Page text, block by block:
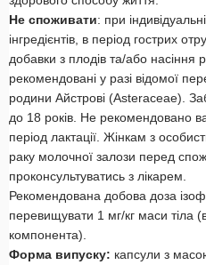
Не споживати: при
інгредієнтів , в період гострих
добавки з плодів та/або насіння
рекомендовані у разі відомої
родини Айстрові (Asteraceae).
до 18 років. Не рекомендовано
період лактації. Жінкам з
раку молочної залози перед
проконсультуватись з лікарем.
Рекомендована добова доза
перевищувати 1 мг/кг маси тіла
компонента).
Форма випуску: капсули з